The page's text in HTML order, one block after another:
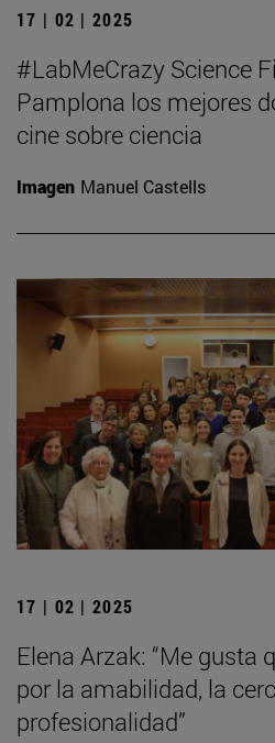
17 | 02 | 2025
#LabMeCrazy Science
Pamplona los mejores
cine sobre ciencia
Imagen Manuel Castells
17 | 02 | 2025
Elena Arzak: “Me gusta
por la amabilidad, la
profesionalidad”